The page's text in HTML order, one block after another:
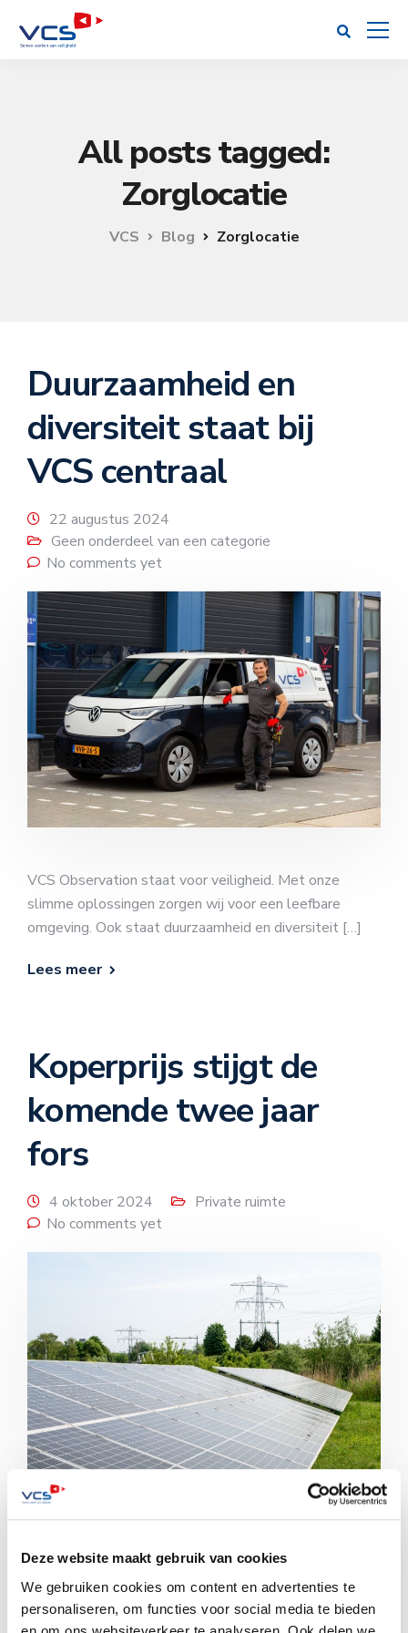
Deze website maakt gebruik van cookies
We gebruiken cookies om content en advertenties te
personaliseren, om functies voor social media te bieden
All posts tagged:
Zorglocatie
VCS Blog Zorglocatie
Duurzaamheid en
diversiteit staat bij
VCS centraal
22 augustus 2024
Geen onderdeel van een categorie
No comments yet
VCS Observation staat voor veiligheid. Met onze
slimme oplossingen zorgen wij voor een leefbare
omgeving. Ook staat duurzaamheid en diversiteit […]
Lees meer
Koperprijs stijgt de
komende twee jaar
fors
4 oktober 2024
Private ruimte
No comments yet
de komende twee jaar enorm stijgt. Maar liefst richting
15.000 dollar per metrische […]